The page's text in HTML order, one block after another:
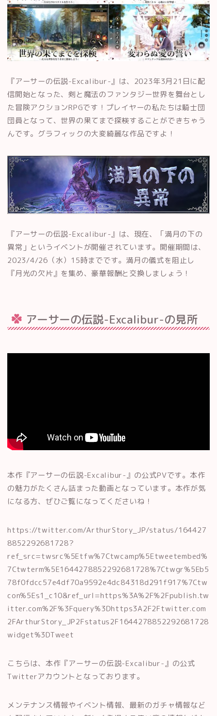
『アーサーの伝説-Excalibur-』は、2023年3月21日に配
信開始となった、剣と魔法のファンタジー世界を舞台とし
た冒険アクションRPGです！プレイヤーの私たちは騎士団
団員となって、世界の果てまで探検することができちゃう
んです。グラフィックの大変綺麗な作品ですよ！
『アーサーの伝説-Excalibur-』は、現在、「満月の下の
異常」というイベントが開催されています。開催期間は、
2023/4/26（水）15時までです。満月の儀式を阻止し
『月光の欠片』を集め、豪華報酬と交換しましょう！
アーサーの伝説-Excalibur-の見所
本作『アーサーの伝説-Excalibur-』の公式PVです。本作
の魅力がたくさん詰まった動画となっています。本作が気
になる方、ぜひご覧になってくださいね！
https://twitter.com/ArthurStory_JP/status/164427
8852292681728?
ref_src=twsrc%5Etfw%7Ctwcamp%5Etweetembed%
7Ctwterm%5E1644278852292681728%7Ctwgr%5Eb5
78f0fdcc57e4df70a9592e4dc84318d291f917%7Ctw
con%5Es1_c10&ref_url=https%3A%2F%2Fpublish.tw
itter.com%2F%3Fquery%3Dhttps3A2F2Ftwitter.com
2FArthurStory_JP2Fstatus2F1644278852292681728
widget%3DTweet
こちらは、本作『アーサーの伝説-Excalibur-』の公式
Twitterアカウントとなっております。
メンテナンス情報やイベント情報、最新のガチャ情報など